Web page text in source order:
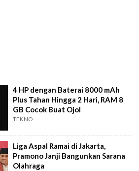
4 HP dengan Baterai 8000 mAh
Plus Tahan Hingga 2 Hari, RAM 8
GB Cocok Buat Ojol
TEKNO
Liga Aspal Ramai di Jakarta,
Pramono Janji Bangunkan Sarana
Olahraga